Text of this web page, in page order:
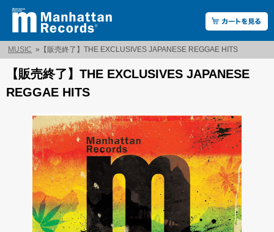
MUSIC » 【販売終了】THE EXCLUSIVES JAPANESE REGGAE HITS
【販売終了】THE EXCLUSIVES JAPANESE
REGGAE HITS